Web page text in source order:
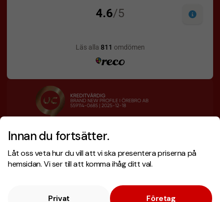
Innan du fortsätter.
Låt oss veta hur du vill att vi ska presentera priserna på
hemsidan. Vi ser till att komma ihåg ditt val.
Privat Företag
Designskiss inom 1 h
Fri offert
Snabb leverans
Copyright © 2026 . Brand New Profile AB